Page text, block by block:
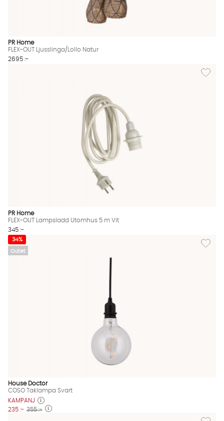
PR Home
FLEX-OUT Ljusslinga/Lollo Natur
2695 :-
Lägg
PR Home
FLEX-OUT Lampsladd Utomhus 5 m Vit
345 :-
Outlet
Lägg
34%
House Doctor
COSO Taklampa Svart
KAMPANJ
235 :- 355 :-
Lägg